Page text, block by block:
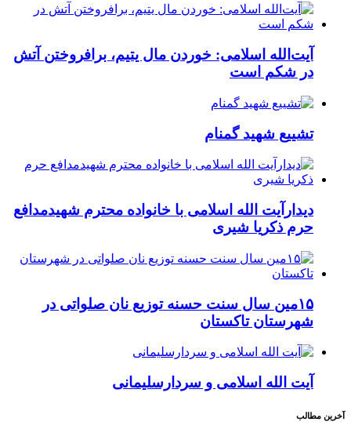
آیت‌الله اسلامی: خوردن مال یتیم، برافروختن آتش
در شکم است
تشییع شهید گمنام
دیدارآیت الله اسلامی با خانواده محترم شهیدمدافع
حرم ذکریا شیری
۱۵مین سال سنت حسنه توزیع نان صلواتی در
شهرستان تاکستان
آیت الله اسلامی و سردارسلیمانی
آخرین مطالب